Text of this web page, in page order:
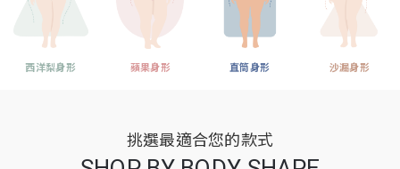
西洋梨身形 蘋果身形 直筒身形 沙漏身形
挑選最適合您的款式